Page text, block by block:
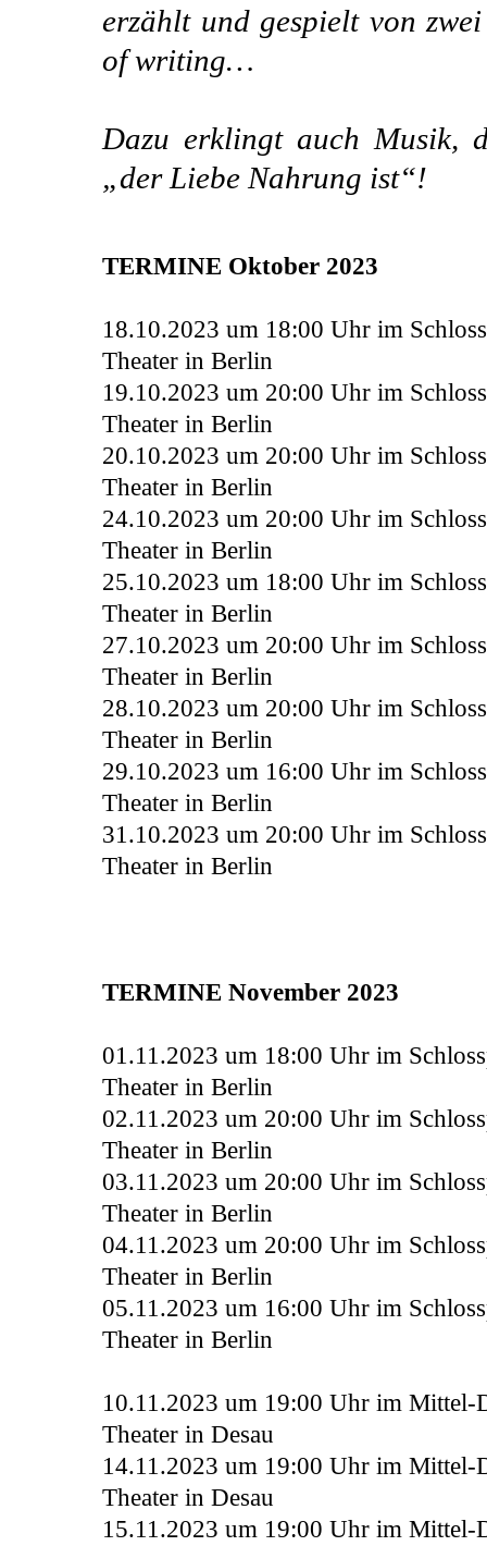
erzählt und gespielt von
of writing…
Dazu erklingt auch Musik,
„der Liebe Nahrung ist“!
TERMINE Oktober 2023
18.10.2023 um 18:00 Uhr im
Theater in Berlin
19.10.2023 um 20:00 Uhr im
Theater in Berlin
20.10.2023 um 20:00 Uhr im
Theater in Berlin
24.10.2023 um 20:00 Uhr im
Theater in Berlin
25.10.2023 um 18:00 Uhr im
Theater in Berlin
27.10.2023 um 20:00 Uhr im
Theater in Berlin
28.10.2023 um 20:00 Uhr im
Theater in Berlin
29.10.2023 um 16:00 Uhr im
Theater in Berlin
31.10.2023 um 20:00 Uhr im
Theater in Berlin
TERMINE November 2023
01.11.2023 um 18:00 Uhr im
Theater in Berlin
02.11.2023 um 20:00 Uhr im
Theater in Berlin
03.11.2023 um 20:00 Uhr im
Theater in Berlin
04.11.2023 um 20:00 Uhr im
Theater in Berlin
05.11.2023 um 16:00 Uhr im
Theater in Berlin
10.11.2023 um 19:00 Uhr im Mittel-
Theater in Desau
14.11.2023 um 19:00 Uhrim Mittel-
Theater in Desau
15.11.2023 um 19:00 Uhrim Mittel-